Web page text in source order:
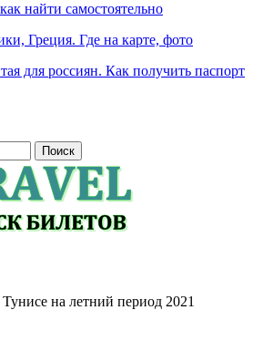
найти самостоятельно
Греция. Где на карте, фото
для россиян. Как получить паспорт
на летний период 2021